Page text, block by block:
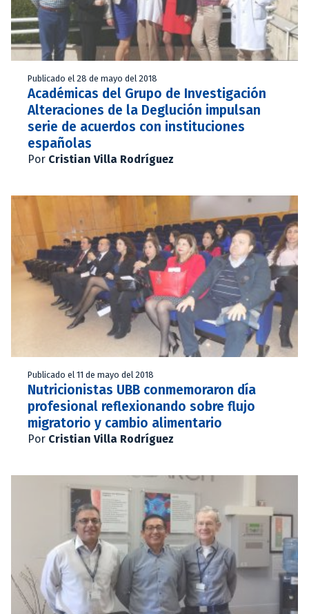
Publicado el 28 de mayo del 2018
Académicas del Grupo de Investigación
Alteraciones de la Deglución impulsan
serie de acuerdos con instituciones
españolas
Por Cristian Villa Rodríguez
Publicado el 11 de mayo del 2018
Nutricionistas UBB conmemoraron día
profesional reflexionando sobre flujo
migratorio y cambio alimentario
Por Cristian Villa Rodríguez